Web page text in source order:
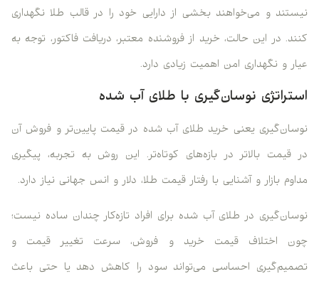
نیستند و می‌خواهند بخشی از دارایی خود را در قالب طلا نگهداری
کنند. در این حالت، خرید از فروشنده معتبر، دریافت فاکتور، توجه به
عیار و نگهداری امن اهمیت زیادی دارد.
استراتژی نوسان‌گیری با طلای آب شده
نوسان‌گیری یعنی خرید طلای آب شده در قیمت پایین‌تر و فروش آن
در قیمت بالاتر در بازه‌های کوتاه‌تر. این روش به تجربه، پیگیری
مداوم بازار و آشنایی با رفتار قیمت طلا، دلار و انس جهانی نیاز دارد.
نوسان‌گیری در طلای آب شده برای افراد تازه‌کار چندان ساده نیست؛
چون اختلاف قیمت خرید و فروش، سرعت تغییر قیمت و
تصمیم‌گیری احساسی می‌تواند سود را کاهش دهد یا حتی باعث